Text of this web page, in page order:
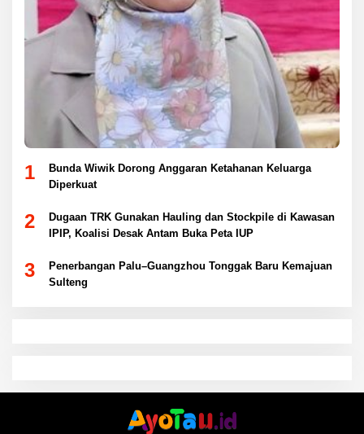
1
Bunda Wiwik Dorong Anggaran Ketahanan Keluarga
Diperkuat
2
Dugaan TRK Gunakan Hauling dan Stockpile di Kawasan
IPIP, Koalisi Desak Antam Buka Peta IUP
3
Penerbangan Palu–Guangzhou Tonggak Baru Kemajuan
Sulteng